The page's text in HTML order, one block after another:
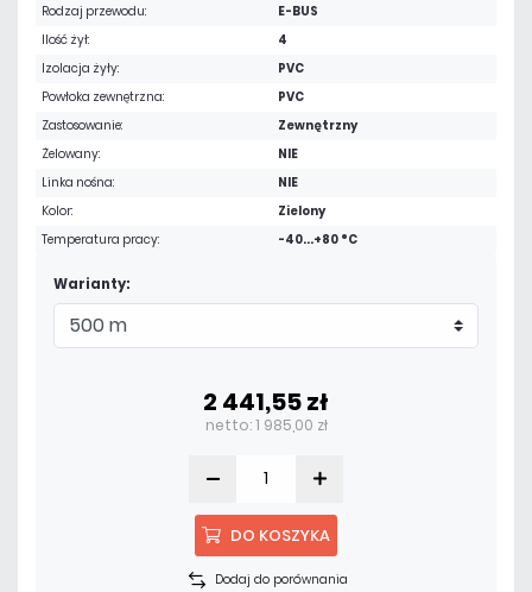
Rodzaj przewodu:
E-BUS
Ilość żył:
4
Izolacja żyły:
PVC
Powłoka zewnętrzna:
PVC
Zastosowanie:
Zewnętrzny
Żelowany:
NIE
Linka nośna:
NIE
Kolor:
Zielony
Temperatura pracy:
-40...+80 °C
Warianty:
2 441,55 zł
netto: 1 985,00 zł
DO KOSZYKA
Dodaj do porównania